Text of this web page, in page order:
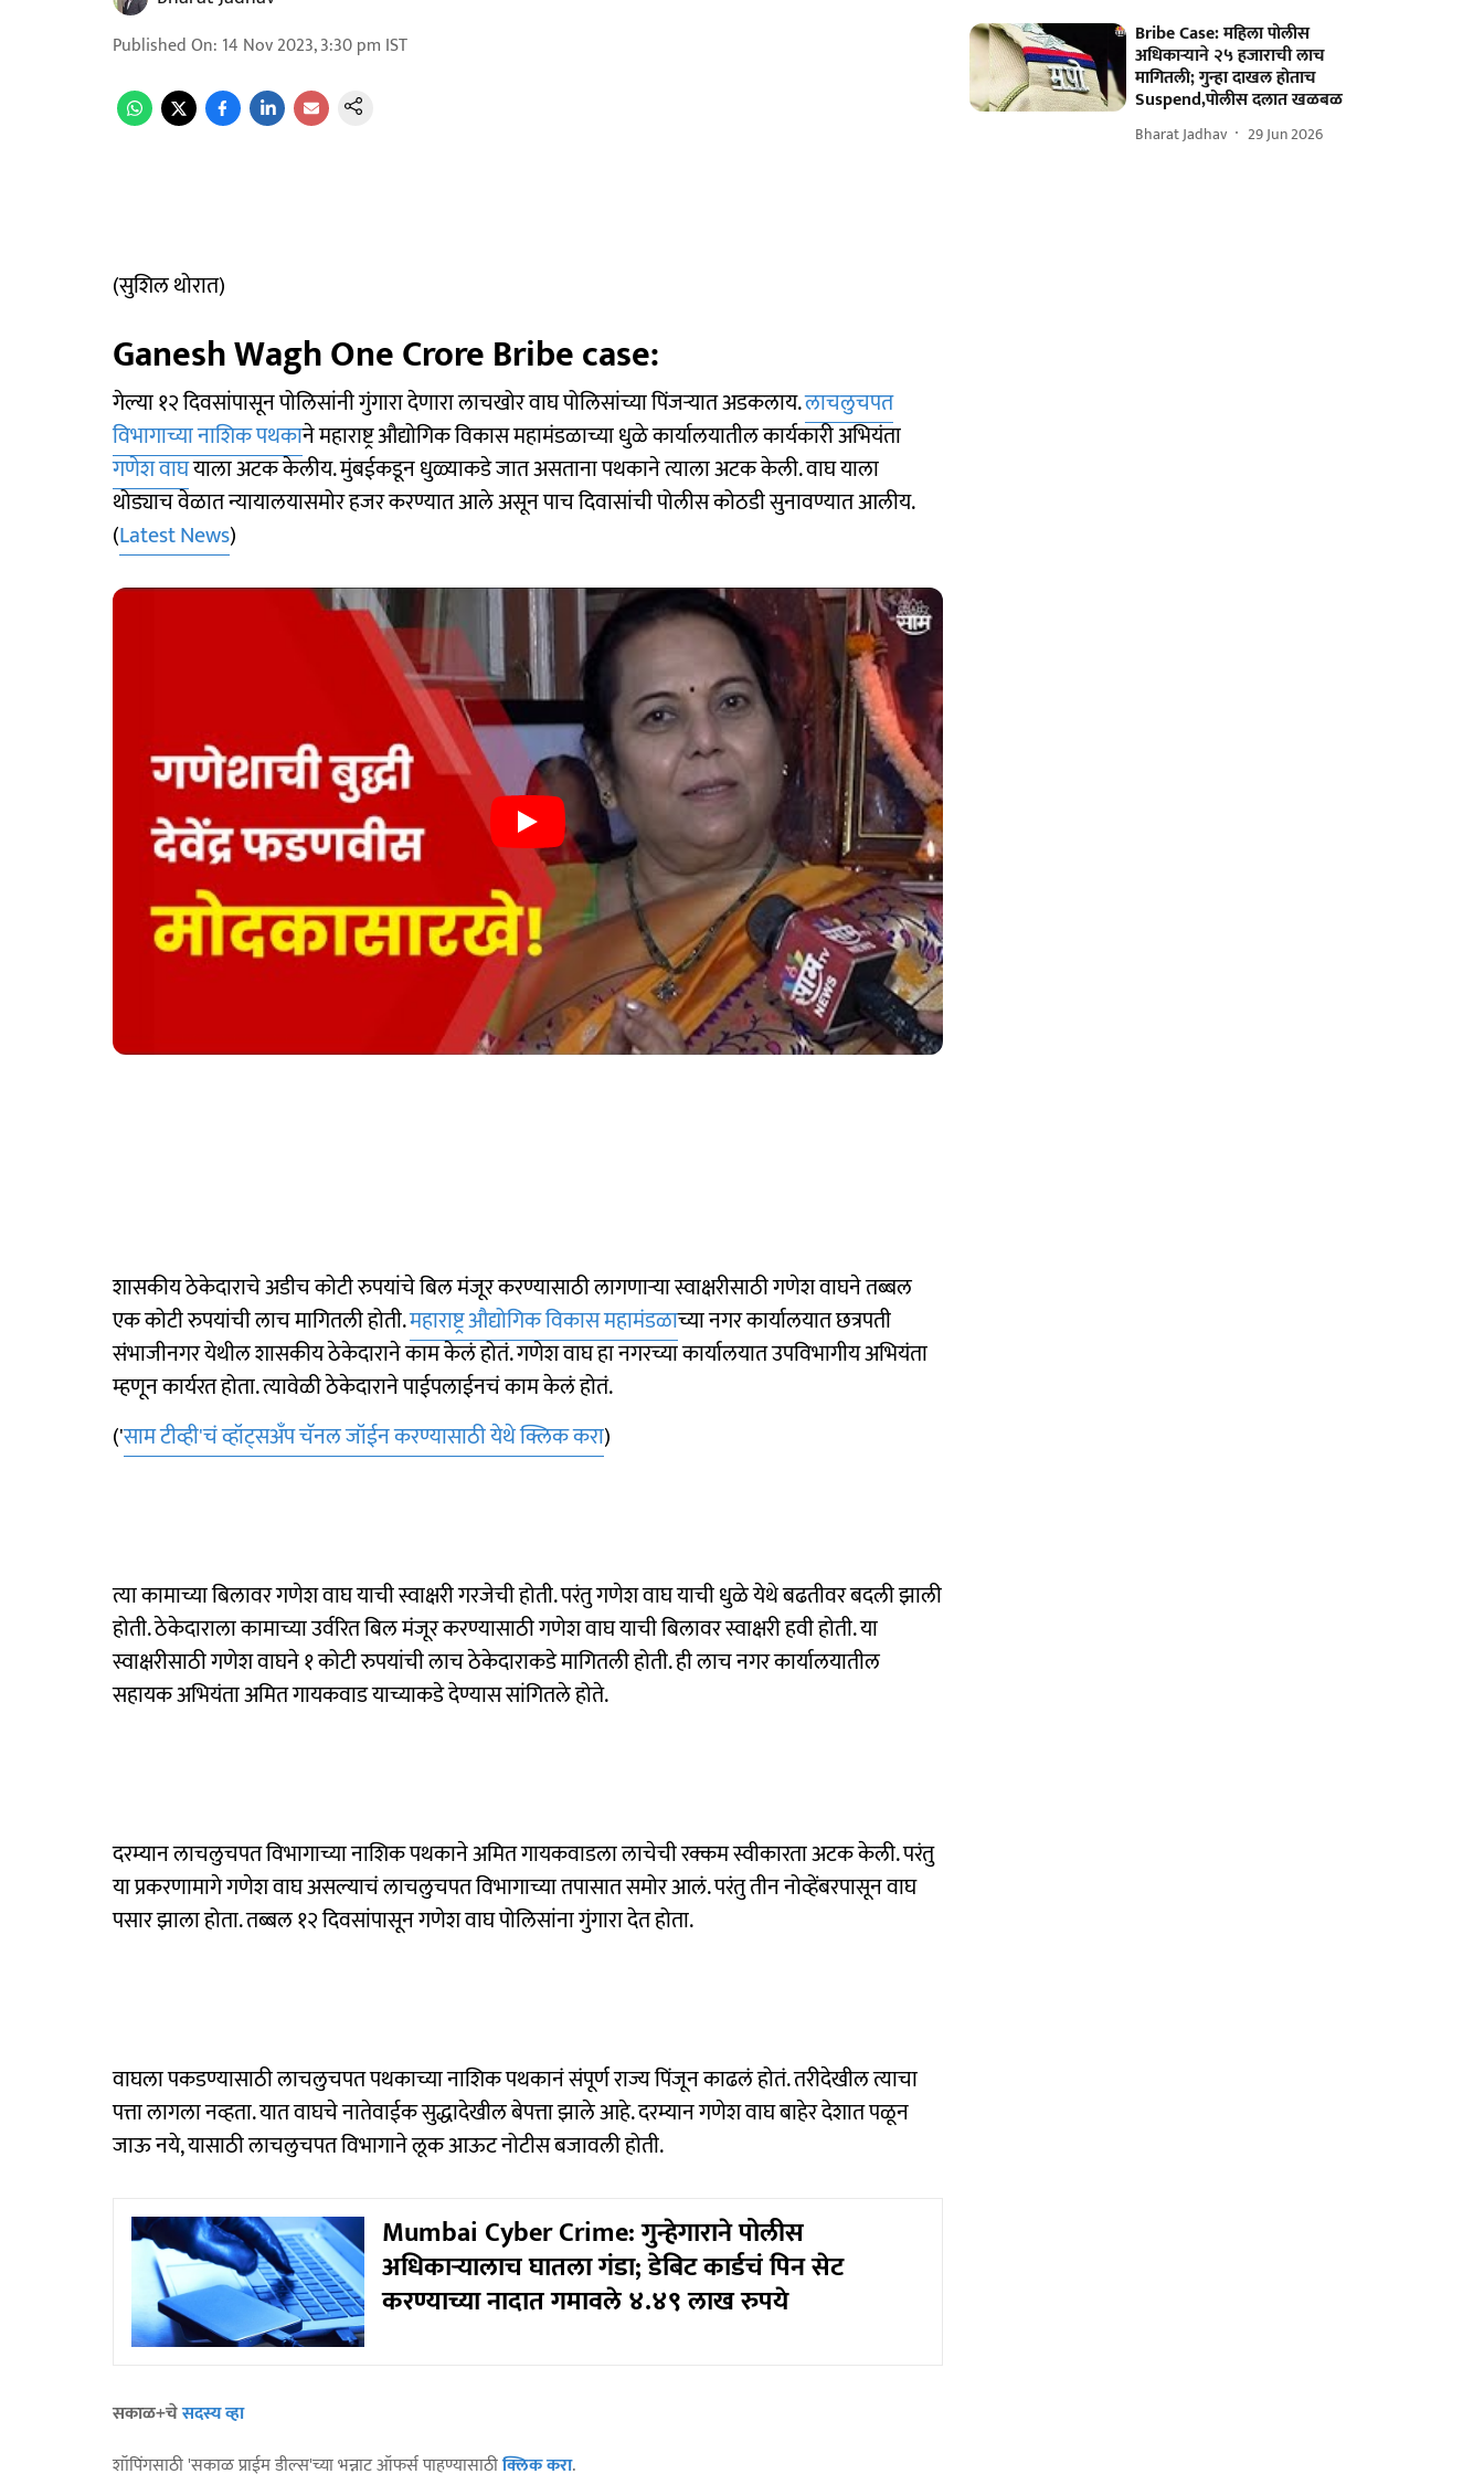
Published On: 14 Nov 2023, 3:30 pm IST
(सुशिल थोरात)
Ganesh Wagh One Crore Bribe case:
गेल्या १२ दिवसांपासून पोलिसांनी गुंगारा देणारा लाचखोर वाघ पोलिसांच्या पिंजऱ्यात अडकलाय.लाचलुचपत
विभागाच्या नाशिक पथकाने महाराष्ट्र औद्योगिक विकास महामंडळाच्या धुळे कार्यालयातील कार्यकारी अभियंता
गणेश वाघयाला अटक केलीय. मुंबईकडून धुळ्याकडे जात असताना पथकाने त्याला अटक केली. वाघ याला
थोड्याच वेळात न्यायालयासमोर हजर करण्यात आले असून पाच दिवासांची पोलीस कोठडी सुनावण्यात आलीय.
(Latest News)
शासकीय ठेकेदाराचे अडीच कोटी रुपयांचे बिल मंजूर करण्यासाठी लागणाऱ्या स्वाक्षरीसाठी गणेश वाघने तब्बल
एक कोटी रुपयांची लाच मागितली होती.महाराष्ट्र औद्योगिक विकास महामंडळाच्या नगर कार्यालयात छत्रपती
संभाजीनगर येथील शासकीय ठेकेदाराने काम केलं होतं. गणेश वाघ हा नगरच्या कार्यालयात उपविभागीय अभियंता
म्हणून कार्यरत होता. त्यावेळी ठेकेदाराने पाईपलाईनचं काम केलं होतं.
('साम टीव्ही'चं व्हॉट्सअँप चॅनल जॉईन करण्यासाठी येथे क्लिक करा)
त्या कामाच्या बिलावर गणेश वाघ याची स्वाक्षरी गरजेची होती. परंतु गणेश वाघ याची धुळे येथे बढतीवर बदली झाली
होती. ठेकेदाराला कामाच्या उर्वरित बिल मंजूर करण्यासाठी गणेश वाघ याची बिलावर स्वाक्षरी हवी होती. या
स्वाक्षरीसाठी गणेश वाघने १ कोटी रुपयांची लाच ठेकेदाराकडे मागितली होती. ही लाच नगर कार्यालयातील
सहायक अभियंता अमित गायकवाड याच्याकडे देण्यास सांगितले होते.
दरम्यान लाचलुचपत विभागाच्या नाशिक पथकाने अमित गायकवाडला लाचेची रक्कम स्वीकारता अटक केली. परंतु
या प्रकरणामागे गणेश वाघ असल्याचं लाचलुचपत विभागाच्या तपासात समोर आलं. परंतु तीन नोव्हेंबरपासून वाघ
पसार झाला होता. तब्बल १२ दिवसांपासून गणेश वाघ पोलिसांना गुंगारा देत होता.
वाघला पकडण्यासाठी लाचलुचपत पथकाच्या नाशिक पथकानं संपूर्ण राज्य पिंजून काढलं होतं. तरीदेखील त्याचा
पत्ता लागला नव्हता. यात वाघचे नातेवाईक सुद्धादेखील बेपत्ता झाले आहे. दरम्यान गणेश वाघ बाहेर देशात पळून
जाऊ नये, यासाठी लाचलुचपत विभागाने लूक आऊट नोटीस बजावली होती.
Mumbai Cyber Crime: गुन्हेगाराने पोलीस
अधिकाऱ्यालाच घातला गंडा; डेबिट कार्डचं पिन सेट
करण्याच्या नादात गमावले ४.४९ लाख रुपये
सकाळ+चेसदस्य व्हा
शॉपिंगसाठी 'सकाळ प्राईम डील्स'च्या भन्नाट ऑफर्स पाहण्यासाठीक्लिक करा.
Bribe Case: महिला पोलीस
अधिकाऱ्याने २५ हजाराची लाच
मागितली; गुन्हा दाखल होताच
Suspend,पोलीस दलात खळबळ
Bharat Jadhav 29 Jun 2026